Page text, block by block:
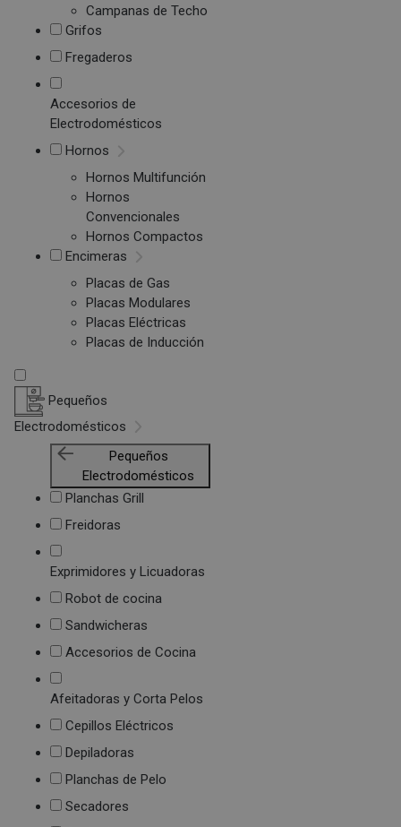
Campanas de Techo
Grifos
Fregaderos
Accesorios de
Electrodomésticos
Hornos
Hornos Multifunción
Hornos
Convencionales
Hornos Compactos
Encimeras
Placas de Gas
Placas Modulares
Placas Eléctricas
Placas de Inducción
Pequeños
Electrodomésticos
Pequeños
Electrodomésticos
Planchas Grill
Freidoras
Exprimidores y Licuadoras
Robot de cocina
Sandwicheras
Accesorios de Cocina
Afeitadoras y Corta Pelos
Cepillos Eléctricos
Depiladoras
Planchas de Pelo
Secadores